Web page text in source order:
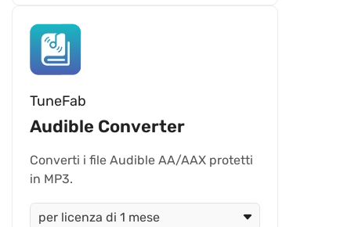
TuneFab
Audible Converter
Converti i file Audible AA/AAX protetti
in MP3.
per licenza di 1 mese